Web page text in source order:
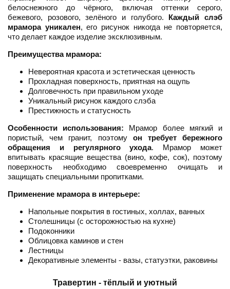
белоснежного до чёрного, включая оттенки серого,
бежевого, розового, зелёного и голубого. Каждый слэб
мрамора уникален, его рисунок никогда не повторяется,
что делает каждое изделие эксклюзивным.
Преимущества мрамора:
Невероятная красота и эстетическая ценность
Прохладная поверхность, приятная на ощупь
Долговечность при правильном уходе
Уникальный рисунок каждого слэба
Престижность и статусность
Особенности использования: Мрамор более мягкий и
пористый, чем гранит, поэтому он требует бережного
обращения и регулярного ухода. Мрамор может
впитывать красящие вещества (вино, кофе, сок), поэтому
поверхность необходимо своевременно очищать и
защищать специальными пропитками.
Применение мрамора в интерьере:
Напольные покрытия в гостиных, холлах, ванных
Столешницы (с осторожностью на кухне)
Подоконники
Облицовка каминов и стен
Лестницы
Декоративные элементы - вазы, статуэтки, раковины
Травертин - тёплый и уютный